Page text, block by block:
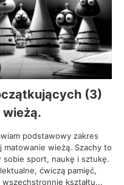
(3)
podstawowy zakres
matowanie wieżą. Szachy to
sobie sport, naukę i sztukę.
ćwiczą pamięć,
kształtu...